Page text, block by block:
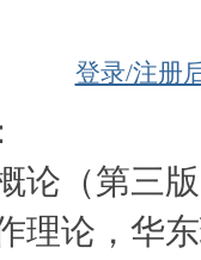
登录/注册
论（第三
理论，华